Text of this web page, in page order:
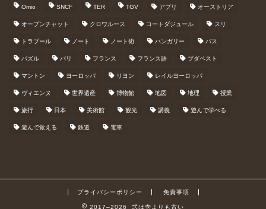
Omio SNCF TER TGV アプリ オーストリア
オープンチャット クロワルース コートダジュール スリ
トラブール ノート ノート術 ハンガリー バス
パズル パリ フランス フランス語 ブダペスト
マントン ヨーロッパ リヨン レイルヨーロッパ
ヴィエンヌ 世界遺産 博物館 地図 地理 授業
旅行 日本 美術館 観光 講義 遊んで学べる
遊んで覚える 鉄道 電車
プライバシーポリシー 免責事項
2017–2026 弐は壱よりも古い